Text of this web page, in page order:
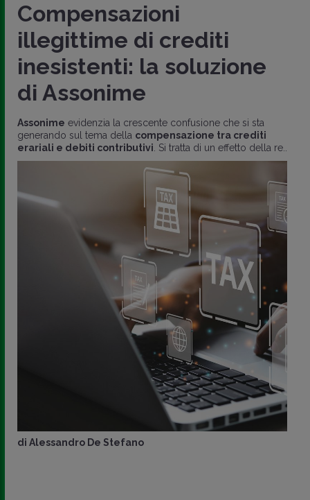
Compensazioni
illegittime di crediti
inesistenti: la soluzione
di Assonime
Assonime evidenzia la crescente confusione che si sta
generando sul tema della compensazione tra crediti
erariali e debiti contributivi . Si tratta di un effetto della re..
di Alessandro De Stefano